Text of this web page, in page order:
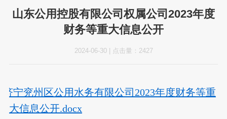
山东公用控股有限公司权属公司2023年度
财务等重大信息公开
2024-06-30 点击量： 2427
济宁兖州区公用水务有限公司2023年度财务等重
大信息公开.docx